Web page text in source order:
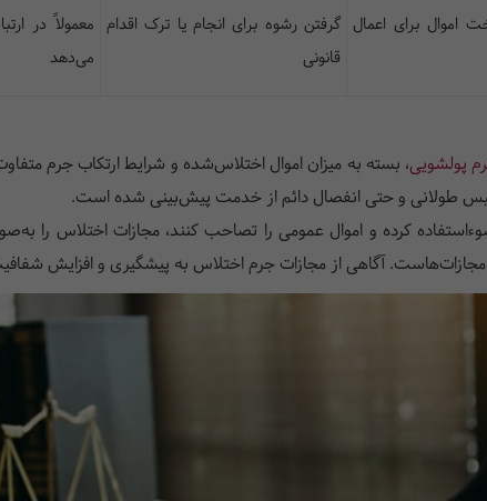
اموال برای اعمال گرفتن رشوه برای انجام یا ترک اقدام
قانونی
معمولاً در
می‌دهد
پولشویی، بسته به میزان اموال اختلاس‌شده و شرایط ارتکاب جرم
طولانی و حتی انفصال دائم از خدمت پیش‌بینی شده است.
کرده و اموال عمومی را تصاحب کنند، مجازات اختلاس را
مجازات‌هاست. آگاهی از مجازات جرم اختلاس به پیشگیری و افزایش